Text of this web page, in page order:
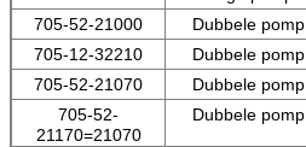
705-52-21000
Dubbele pomp
705-12-32210
Dubbele pomp
705-52-21070
Dubbele pomp
705-52-
21170=21070
Dubbele pomp